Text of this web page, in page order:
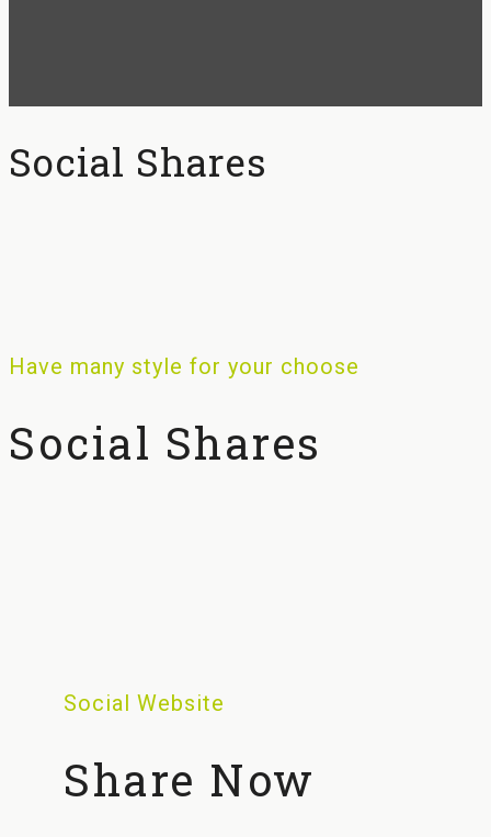
Social Shares
Have many style for your choose
Social Shares
Social Website
Share Now